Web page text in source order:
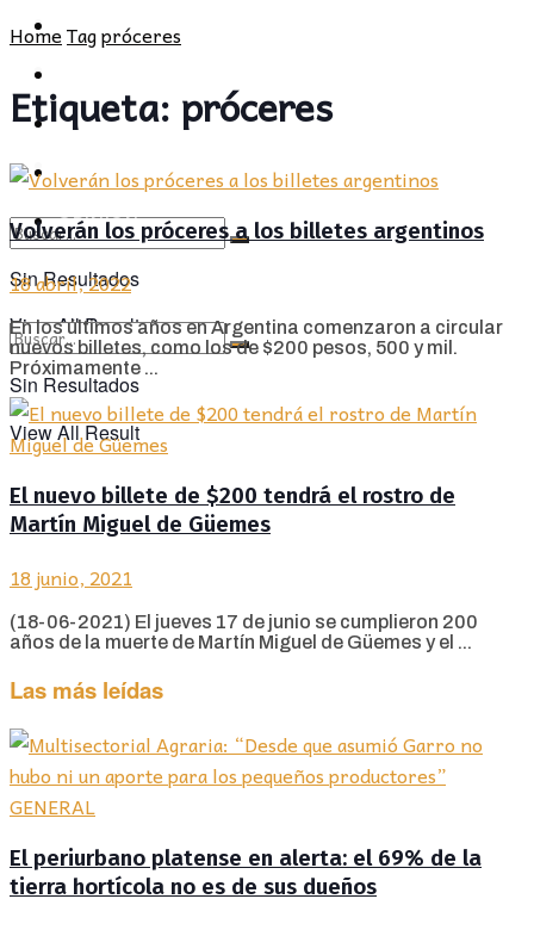
POLÍTICA
CULTURA
Sin Resultados
View All Result
PROVINCIA
SOCIEDAD
CULTURA
OPINIÓN
Sin Resultados
View All Result
HomeTagpróceres
Etiqueta: próceres
Volverán los próceres a los billetes argentinos
18 abril, 2022
En los últimos años en Argentina comenzaron a circular
nuevos billetes, como los de $200 pesos, 500 y mil.
Próximamente ...
El nuevo billete de $200 tendrá el rostro de
Martín Miguel de Güemes
18 junio, 2021
(18-06-2021) El jueves 17 de junio se cumplieron 200
años de la muerte de Martín Miguel de Güemes y el ...
Las más leídas
GENERAL
El periurbano platense en alerta: el 69% de la
tierra hortícola no es de sus dueños